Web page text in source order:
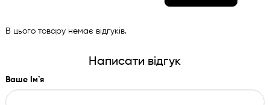
Рівень шуму згідно євронорм: 40 dB(A).
Спеціальна обробка скла фасаду, що перешкоджає
Додатково: Подарунковий футляр, для зручного
В цього товару немає відгуків.
Написати відгук
Ваше Ім`я